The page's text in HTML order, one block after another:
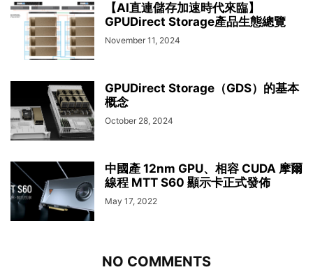
【AI直連儲存加速時代來臨】
GPUDirect Storage產品生態總覽
November 11, 2024
GPUDirect Storage（GDS）的基本
概念
October 28, 2024
中國產 12nm GPU、相容 CUDA 摩爾
線程 MTT S60 顯示卡正式發佈
May 17, 2022
NO COMMENTS